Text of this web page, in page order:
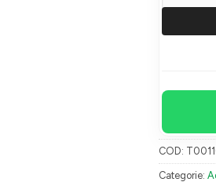
COD:
Categorie: